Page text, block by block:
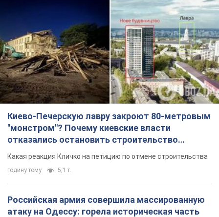
Киево-Печерскую лавру закроют 80-метровым
"монстром"? Почему киевские власти
отказались остановить строительство
небоскреба "московского верующего"
Какая реакция Кличко на петицию по отмене строительства
годину тому 5,1 т.
Российская армия совершила массированную
атаку на Одессу: горела историческая часть